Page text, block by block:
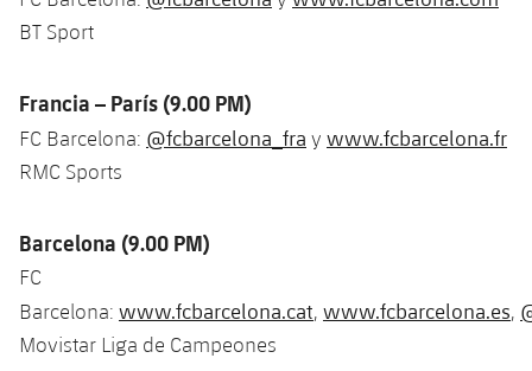
Calendario
Clasificaciones
Jugadores
Calendario
Resultados
Noticias
Hockey Hierba Masculino
Patinaje artístico
Actualidad
Plantilla
Escuela de Patinaje
Rugby
plusicon
más
Actualidad
Calendario
Voleibol
plusicon
más
Voleibol masculino
Apúntate a las amateurs
plusicon
más
BT Sport
Francia – París (9.00 PM)
FC Barcelona: @fcbarcelona_fra y www.fcbarcelona.fr
RMC Sports
Barcelona (9.00 PM)
FC
Barcelona: www.fcbarcelona.cat, www.fcbarcelona.es,
Movistar Liga de Campeones